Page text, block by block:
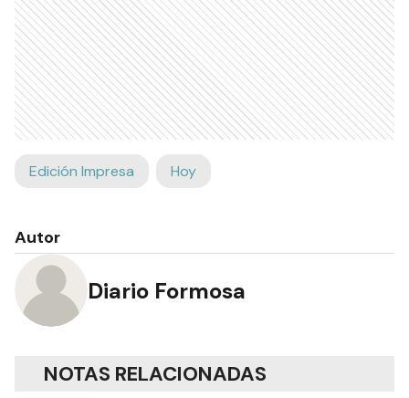
Edición Impresa Hoy
Autor
Diario Formosa
NOTAS RELACIONADAS